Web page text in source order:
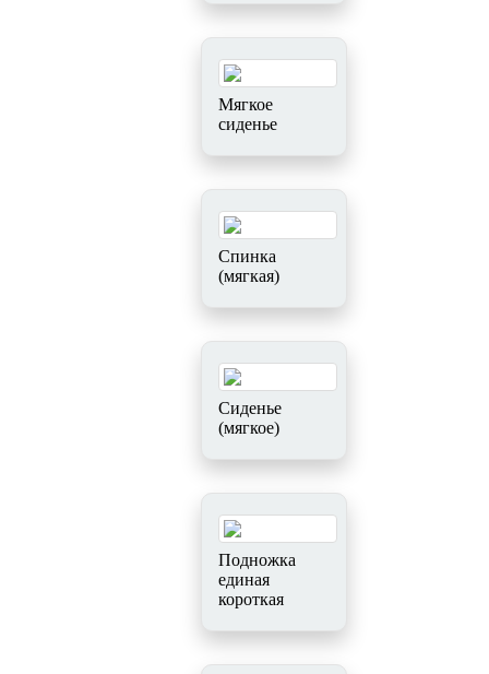
Мягкое
сиденье
Спинка
(мягкая)
Сиденье
(мягкое)
Подножка
единая
короткая